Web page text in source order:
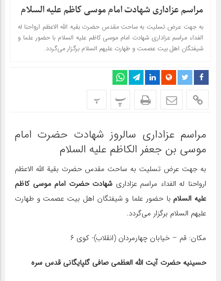
مراسم عزاداری شهادت امام موسی کاظم علیه السلام
به جهت عرض تسلیت به ساحت مقدس حضرت بقیه الله الاعظم ارواحنا له
الفداء مراسم عزاداری شهادت امام موسی کاظم علیه السلام با حضور علما و
شیفتگان اهل بیت عصمت و طهارت علیهم السلام برگزار می‌گردد.
پ پ
مراسم عزاداری سالروز شهادت حضرت امام
موسی بن جعفر الکاظم علیه السلام
به جهت عرض تسلیت به ساحت مقدس حضرت بقیة الله الاعظم
ارواحنا له الفداء مراسم عزاداری شهادت حضرت امام موسی کاظم
علیه السلامبا حضور علما و شیفتگان اهل بیت عصمت و طهارت
علیهم السلام برگزار می‌گردد.
مکان: قم – خیابان چهارمردان (انقلاب)- کوی ۶
حسینیه حضرت آیت الله العظمی صافی گلپایگانی قدس سره